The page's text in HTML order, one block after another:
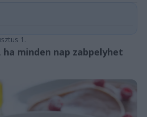
1.
minden nap zabpelyhet